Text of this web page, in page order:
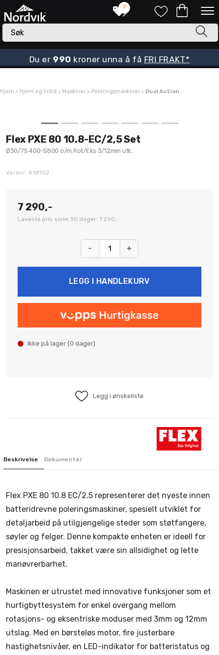
7
Du er 990 kroner unna å få FRI FRAKT*
Hjem>Hjem og Fritid>Maskiner>Poleringsmaskiner>Dual Action
Flex PXE 80 10.8-EC/2,5 Set
Ø30/75 400-5800 o/m.Rot/Eks 3/12mm utk.
Varenr: 418102
7 290,-
Laveste pris siste 30 dager: 7 290,-
- +
Ikke på lager (0 dager)
Legg i ønskeliste
Beskrivelse Dokumenter
Flex PXE 80 10.8 EC/2.5 representerer det nyeste innen
batteridrevne poleringsmaskiner, spesielt utviklet for
detaljarbeid på utilgjengelige steder som støtfangere,
søyler og felger. Denne kompakte enheten er ideell for
presisjonsarbeid, takket være sin allsidighet og lette
manøvrerbarhet.
Maskinen er utrustet med innovative funksjoner som et
hurtigbyttesystem for enkel overgang mellom
rotasjons- og eksentriske moduser med 3mm og 12mm
utslag. Med en børsteløs motor, fire justerbare
hastighetsnivåer, en LED-indikator for batteristatus og